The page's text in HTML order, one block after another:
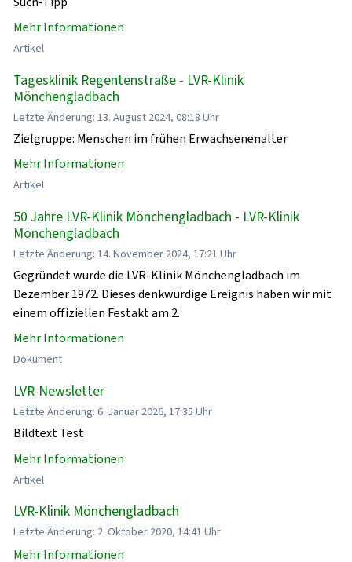
Mehr Informationen
Artikel
Tagesklinik Regentenstraße - LVR-Klinik
Mönchengladbach
Letzte Änderung: 13. August 2024, 08:18 Uhr
Zielgruppe: Menschen im frühen Erwachsenenalter
Mehr Informationen
Artikel
50 Jahre LVR-Klinik Mönchengladbach - LVR-Klinik
Mönchengladbach
Letzte Änderung: 14. November 2024, 17:21 Uhr
Gegründet wurde die LVR-Klinik Mönchengladbach im
Dezember 1972. Dieses denkwürdige Ereignis haben wir mit
einem offiziellen Festakt am 2.
Mehr Informationen
Dokument
LVR-Newsletter
Letzte Änderung: 6. Januar 2026, 17:35 Uhr
Bildtext Test
Mehr Informationen
Artikel
LVR-Klinik Mönchengladbach
Letzte Änderung: 2. Oktober 2020, 14:41 Uhr
Mehr Informationen